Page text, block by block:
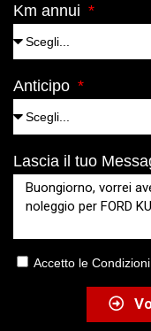
Km annui
Anticipo
Lascia il tuo
Accetto le